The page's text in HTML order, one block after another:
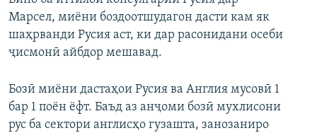
Марсел, миёни боздоотшудагон дасти кам як
шаҳрванди Русия аст, ки дар расонидани осеби
ҷисмонӣ айбдор мешавад.
Бозӣ миёни дастаҳои Русия ва Англия мусовӣ 1
бар 1 поён ёфт. Баъд аз анҷоми бозӣ мухлисони
рус ба сектори англисҳо гузашта, занозаниро